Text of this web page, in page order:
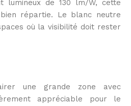
lumineux de 130 lm/W, cette
répartie. Le blanc neutre
où la visibilité doit rester
une grande zone avec
appréciable pour le